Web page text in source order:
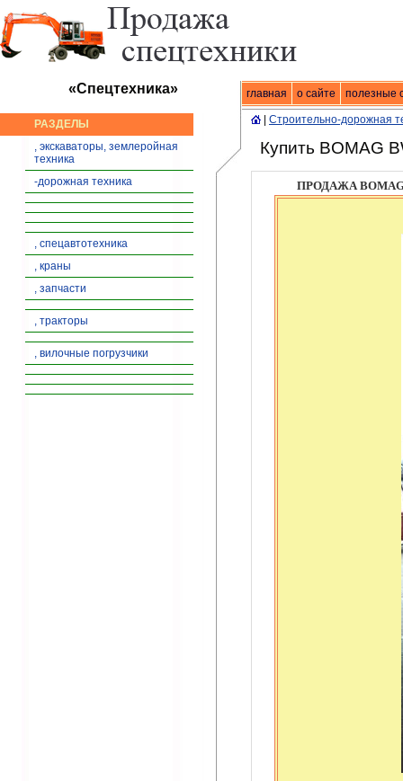
главная о сайте полезные
«Спецтехника» Спецтехника| продажа
РАЗДЕЛЫ
, экскаваторы, землеройная
техника
-дорожная техника
, спецавтотехника
, краны
, запчасти
, тракторы
, вилочные погрузчики
Строительно-дорожная
Купить BOMAG
ПРОДАЖА